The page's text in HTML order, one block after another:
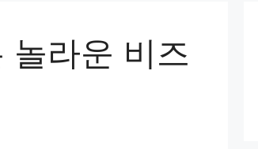
놀라운 비즈